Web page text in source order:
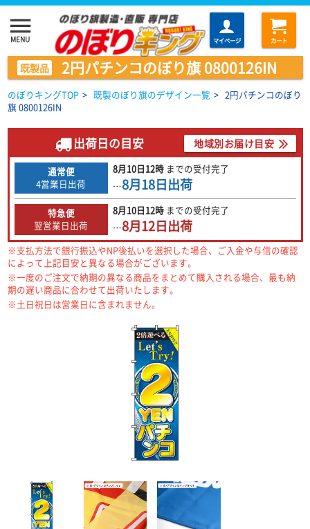
menu
MENU マイページ カート
既製品 2円パチンコのぼり旗 0800126IN
のぼりキングTOP > 既製のぼり旗のデザイン一覧 > 2円パチンコのぼり
旗 0800126IN
出荷日の目安 地域別お届け目安
通常便
4営業日出荷
8月10日12時 までの受付完了
…8月18日出荷
特急便
翌営業日出荷
8月10日12時 までの受付完了
…8月12日出荷
※支払方法で銀行振込やNP後払いを選択した場合、ご入金や与信の確認
によって上記目安と異なる場合がございます。
※一度のご注文で納期の異なる商品をまとめて購入される場合、最も納
期の遅い商品に合わせて出荷いたします。
※土日祝日は営業日に含まれません。